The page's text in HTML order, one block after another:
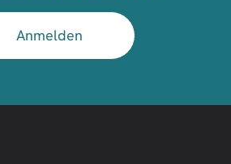
Anmelden